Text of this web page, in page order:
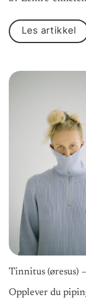
Les artikkel
Tinnitus (øresus)
Opplever du